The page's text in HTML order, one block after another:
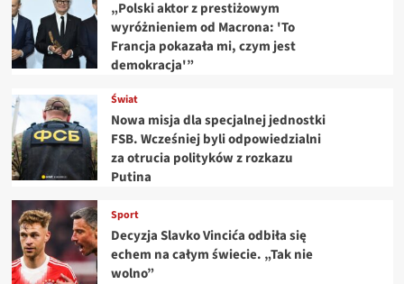
„Polski aktor z prestiżowym
wyróżnieniem od Macrona: 'To
Francja pokazała mi, czym jest
demokracja'”
Świat
Nowa misja dla specjalnej jednostki
FSB. Wcześniej byli odpowiedzialni
za otrucia polityków z rozkazu
Putina
Sport
Decyzja Slavko Vincića odbiła się
echem na całym świecie. „Tak nie
wolno”